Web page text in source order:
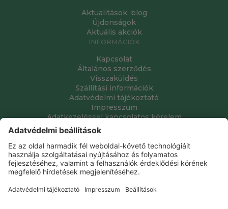
Aktualitások, blog
Újdonságok
Aktuális akciók
INFORMÁCIÓK
Kapcsolat
Általános szerződés
Visszaküldés
Szállítási információk
Adatvédelmi tájékoztató
Impresszum
Adatkezeléssel kapcsolatos kérelem